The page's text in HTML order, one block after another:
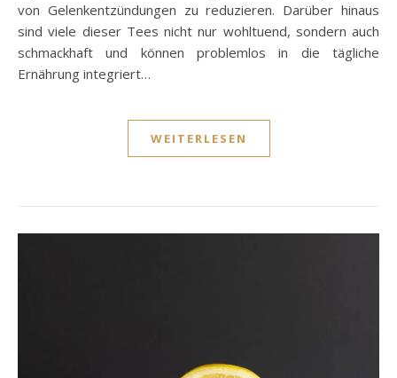
von Gelenkentzündungen zu reduzieren. Darüber hinaus
sind viele dieser Tees nicht nur wohltuend, sondern auch
schmackhaft und können problemlos in die tägliche
Ernährung integriert…
WEITERLESEN